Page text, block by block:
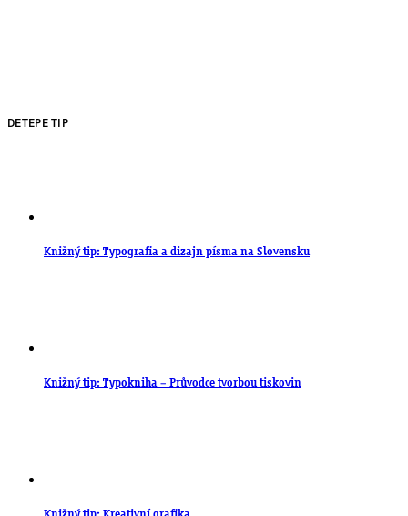
DETEPE TIP
Knižný tip: Typografia a dizajn písma na Slovensku
Knižný tip: Typokniha – Průvodce tvorbou tiskovin